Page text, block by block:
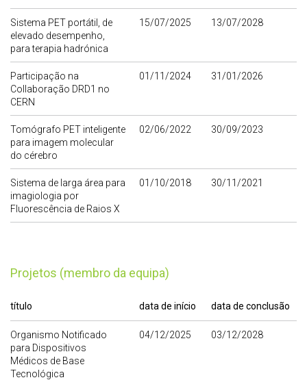
Sistema PET portátil, de
elevado desempenho,
para terapia hadrónica
15/07/2025 13/07/2028
Participação na
Collaboração DRD1 no
CERN
01/11/2024 31/01/2026
Tomógrafo PET inteligente
para imagem molecular
do cérebro
02/06/2022 30/09/2023
Sistema de larga área para
imagiologia por
Fluorescência de Raios X
01/10/2018 30/11/2021
Projetos (membro da equipa)
título data de início data de conclusão
Organismo Notificado
para Dispositivos
Médicos de Base
Tecnológica
04/12/2025 03/12/2028